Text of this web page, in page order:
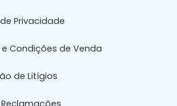
Privacidade
Condições de Venda
de Litígios